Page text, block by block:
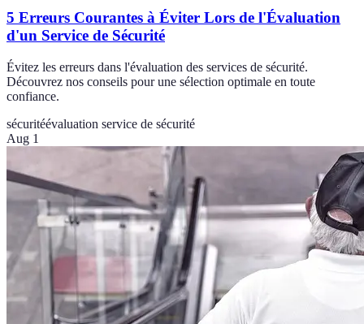
5 Erreurs Courantes à Éviter Lors de l'Évaluation
d'un Service de Sécurité
Évitez les erreurs dans l'évaluation des services de sécurité.
Découvrez nos conseils pour une sélection optimale en toute
confiance.
sécuritéévaluation service de sécurité
Aug 1